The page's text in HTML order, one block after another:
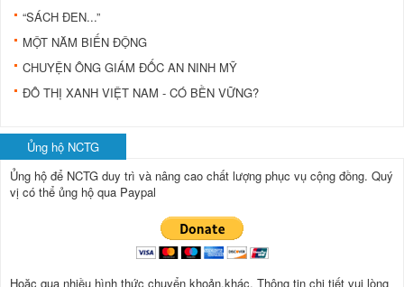
“SÁCH ĐEN...”
MỘT NĂM BIẾN ĐỘNG
CHUYỆN ÔNG GIÁM ĐỐC AN NINH MỸ
ĐÔ THỊ XANH VIỆT NAM - CÓ BỀN VỮNG?
Ủng hộ NCTG
Ủng hộ để NCTG duy trì và nâng cao chất lượng phục vụ cộng đồng. Quý
vị có thể ủng hộ qua Paypal
Hoặc qua nhiều hình thức chuyển khoản.khác. Thông tin chi tiết vui lòng